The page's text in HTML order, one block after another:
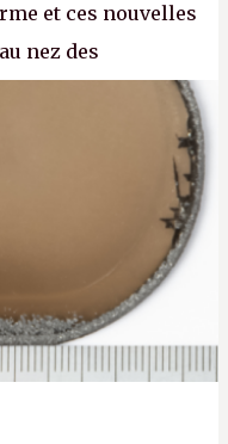
et ces nouvelles
nez des
la mise en place
se connecter au
photo : Pexels -